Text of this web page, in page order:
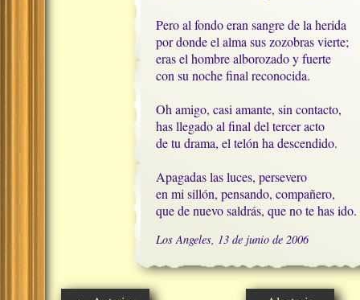
Pero al fondo eran sangre de la herida
por donde el alma sus zozobras vierte;
eras el hombre alborozado y fuerte
con su noche final reconocida.
Oh amigo, casi amante, sin contacto,
has llegado al final del tercer acto
de tu drama, el telón ha descendido.
Apagadas las luces, persevero
en mi sillón, pensando, compañero,
que de nuevo saldrás, que no te has ido.
Los Angeles, 13 de junio de 2006